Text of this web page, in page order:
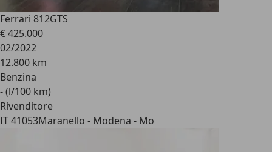
Ferrari 812GTS
€ 425.000
02/2022
12.800 km
Benzina
- (l/100 km)
Rivenditore
IT 41053Maranello - Modena - Mo